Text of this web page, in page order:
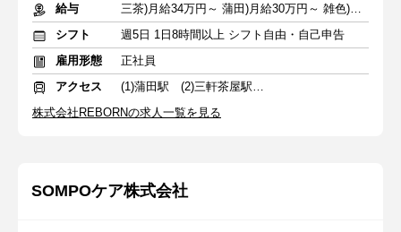
給与
三茶)月給34万円～ 蒲田)月給30万円～ 雑色)月給25万円～+交通費
シフト
週5日 1日8時間以上 シフト自由・自己申告
雇用形態
正社員
アクセス
(1)蒲田駅 (2)三軒茶屋駅 (3)雑色駅
株式会社REBORNの求人一覧を見る
SOMPOケア株式会社